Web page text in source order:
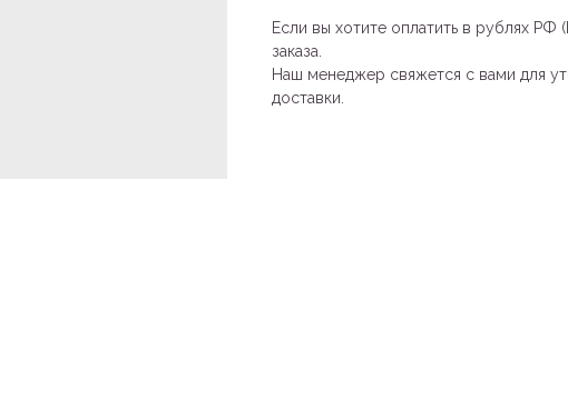
Если вы хотите оплатить в рублях РФ
заказа.
Наш менеджер свяжется с вами для
доставки.